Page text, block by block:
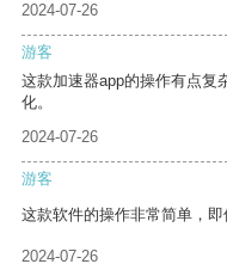
2024-07-26
游客
这款加速器app的操作有点复
化。
2024-07-26
游客
这款软件的操作非常简单，即
2024-07-26